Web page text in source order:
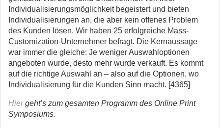
Individualisierungsmöglichkeit begeistert und bieten
Individualisierungen an, die aber kein offenes Problem
des Kunden lösen. Wir haben 25 erfolgreiche Mass-
Customization-Unternehmer befragt. Die Kernaussage
war immer die gleiche: Je weniger Auswahloptionen
angeboten wurde, desto mehr wurde verkauft. Es kommt
auf die richtige Auswahl an – also auf die Optionen, wo
Individualisierung für die Kunden Sinn macht. [4365]
Hiergeht’s zum gesamten Programm des Online Print
Symposiums.